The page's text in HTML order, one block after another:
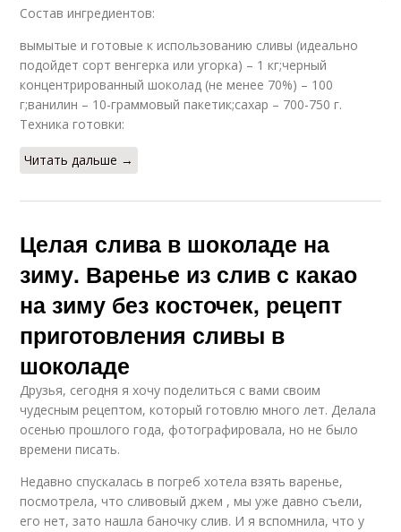
Состав ингредиентов:
вымытые и готовые к использованию сливы (идеально
подойдет сорт венгерка или угорка) – 1 кг;черный
концентрированный шоколад (не менее 70%) – 100
г;ванилин – 10-граммовый пакетик;сахар – 700-750 г.
Техника готовки:
Читать дальше →
Целая слива в шоколаде на
зиму. Варенье из слив с какао
на зиму без косточек, рецепт
приготовления сливы в
шоколаде
Друзья, сегодня я хочу поделиться с вами своим
чудесным рецептом, который готовлю много лет. Делала
осенью прошлого года, фотографировала, но не было
времени писать.
Недавно спускалась в погреб хотела взять варенье,
посмотрела, что сливовый джем , мы уже давно съели,
его нет, зато нашла баночку слив. И я вспомнила, что у